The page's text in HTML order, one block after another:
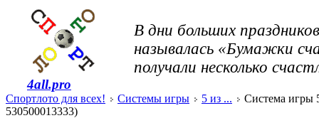
4all.pro
В дни больших
называлась «Бумажки
получали несколько
Спортлото для всех! Системы игры 5 из ...
Система игры
530500013333)